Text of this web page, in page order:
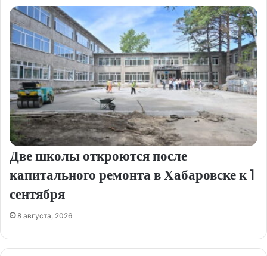
Две школы откроются после
капитального ремонта в Хабаровске к 1
сентября
8 августа, 2026